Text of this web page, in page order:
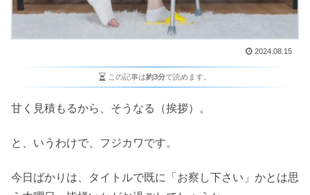
2024.08.15
この記事は約3分で読めます。
甘く見積もるから、そうなる（挨拶）。
と、いうわけで、フジカワです。
今日ばかりは、タイトルで既に「お察し下さい」かとは思